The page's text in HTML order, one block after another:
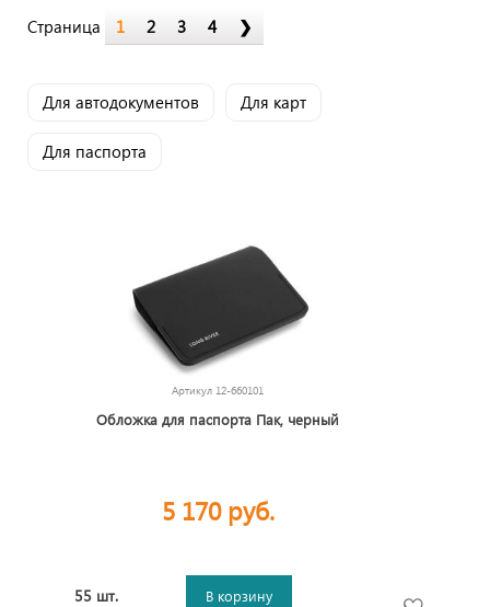
Страница 1 2 3 4 ❯
Для автодокументов Для карт
Для паспорта
Артикул 12-660101
Обложка для паспорта Пак, черный
5 170 руб.
55 шт. В корзину